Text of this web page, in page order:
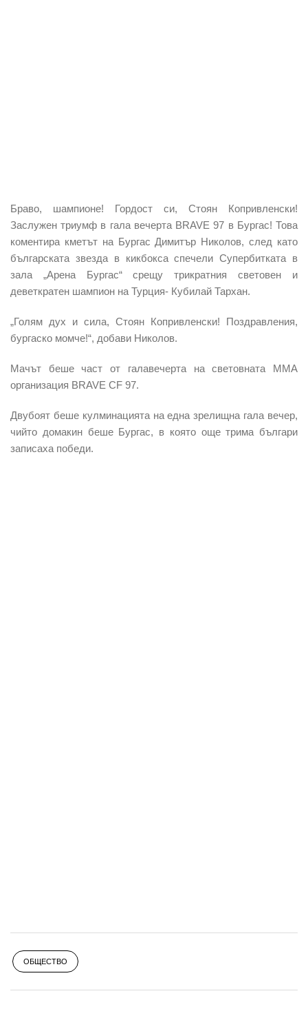
Браво, шампионе! Гордост си, Стоян Копривленски!
Заслужен триумф в гала вечерта BRAVE 97 в Бургас! Това
коментира кметът на Бургас Димитър Николов, след като
българската звезда в кикбокса спечели Супербитката в
зала „Арена Бургас“ срещу трикратния световен и
деветкратен шампион на Турция- Кубилай Тархан.
„Голям дух и сила, Стоян Копривленски! Поздравления,
бургаско момче!“, добави Николов.
Мачът беше част от галавечерта на световната ММА
организация BRAVE CF 97.
Двубоят беше кулминацията на една зрелищна гала вечер,
чийто домакин беше Бургас, в която още трима българи
записаха победи.
ОБЩЕСТВО